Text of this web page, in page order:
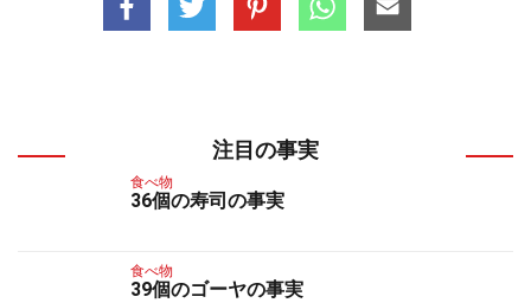
注目の事実
食べ物
36個の寿司の事実
食べ物
39個のゴーヤの事実